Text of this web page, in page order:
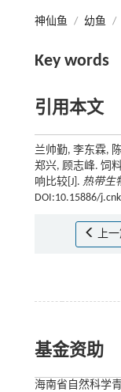
神仙鱼 / 幼鱼 /
Key words
引用本文
兰帅勤, 李东霖,
郑兴, 顾志峰. 饲
响比较[J]. 热带生
DOI:10.15886/
上一
基金资助
海南省自然科学